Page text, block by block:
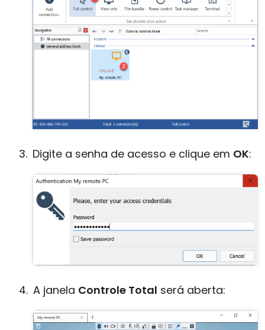
Digite a senha de acesso e clique em OK:
A janela Controle Total será aberta: